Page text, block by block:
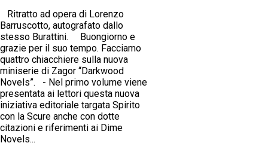
Ritratto ad opera di Lorenzo
Barruscotto, autografato dallo
stesso Burattini. Buongiorno e
grazie per il suo tempo. Facciamo
quattro chiacchiere sulla nuova
miniserie di Zagor “Darkwood
Novels”. - Nel primo volume viene
presentata ai lettori questa nuova
iniziativa editoriale targata Spirito
con la Scure anche con dotte
citazioni e riferimenti ai Dime
Novels...